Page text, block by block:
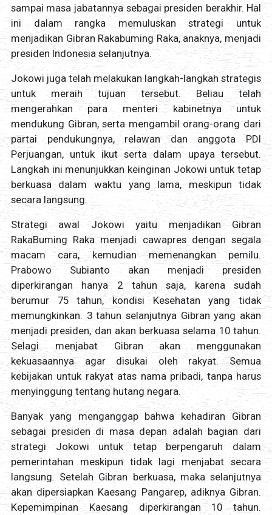
sampai masa jabatannya sebagai presiden berakhir. Hal
ini dalam rangka memuluskan strategi untuk
menjadikan Gibran Rakabuming Raka, anaknya, menjadi
presiden Indonesia selanjutnya.
Jokowi juga telah melakukan langkah-langkah strategis
untuk meraih tujuan tersebut. Beliau telah
mengerahkan para menteri kabinetnya untuk
mendukung Gibran, serta mengambil orang-orang dari
partai pendukungnya, relawan dan anggota PDI
Perjuangan, untuk ikut serta dalam upaya tersebut.
Langkah ini menunjukkan keinginan Jokowi untuk tetap
berkuasa dalam waktu yang lama, meskipun tidak
secara langsung.
Strategi awal Jokowi yaitu menjadikan Gibran
RakaBuming Raka menjadi cawapres dengan segala
macam cara, kemudian memenangkan pemilu.
Prabowo Subianto akan menjadi presiden
diperkirangan hanya 2 tahun saja, karena sudah
berumur 75 tahun, kondisi Kesehatan yang tidak
memungkinkan. 3 tahun selanjutnya Gibran yang akan
menjadi presiden, dan akan berkuasa selama 10 tahun.
Selagi menjabat Gibran akan menggunakan
kekuasaannya agar disukai oleh rakyat. Semua
kebijakan untuk rakyat atas nama pribadi, tanpa harus
menyinggung tentang hutang negara.
Banyak yang menganggap bahwa kehadiran Gibran
sebagai presiden di masa depan adalah bagian dari
strategi Jokowi untuk tetap berpengaruh dalam
pemerintahan meskipun tidak lagi menjabat secara
langsung. Setelah Gibran berkuasa, maka selanjutnya
akan dipersiapkan Kaesang Pangarep, adiknya Gibran.
Kepemimpinan Kaesang diperkirangan 10 tahun.